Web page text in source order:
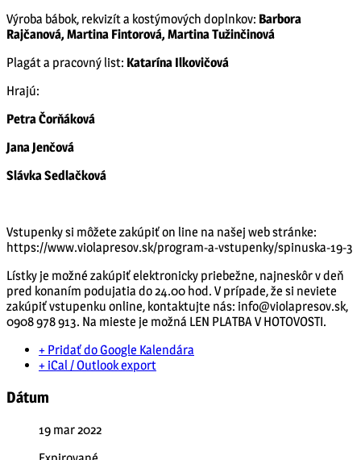
Výroba bábok, rekvizít a kostýmových doplnkov: Barbora
Rajčanová, Martina Fintorová, Martina Tužinčinová
Plagát a pracovný list: Katarína Ilkovičová
Hrajú:
Petra Čorňáková
Jana Jenčová
Slávka Sedlačková
Vstupenky si môžete zakúpiť on line na našej web stránke:
https://www.violapresov.sk/program-a-vstupenky/spinuska-19-3
Lístky je možné zakúpiť elektronicky priebežne, najneskôr v deň
pred konaním podujatia do 24.00 hod. V prípade, že si neviete
zakúpiť vstupenku online, kontaktujte nás: info@violapresov.sk,
0908 978 913. Na mieste je možná LEN PLATBA V HOTOVOSTI.
+ Pridať do Google Kalendára
+ iCal / Outlook export
Dátum
19 mar 2022